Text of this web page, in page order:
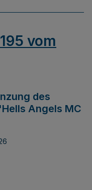
vom
des
Angels MC